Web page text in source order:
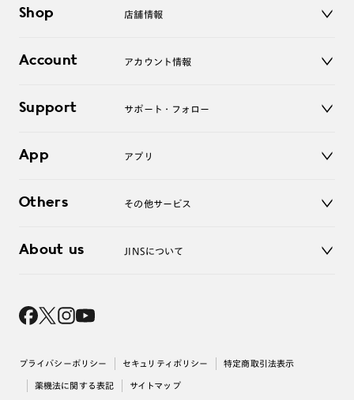
サングラス
コンタクトレンズ
アクセサリー
Shop 店舗情報
オンラインショップ
Account アカウント情報
ログアウト
Support サポート・フォロー
よくあるご質問
お問い合わせ
App アプリ
Others その他サービス
レンズ交換
About us JINSについて
採用情報
出店について
プライバシーポリシー セキュリティポリシー 特定商取引法表示
薬機法に関する表記 サイトマップ